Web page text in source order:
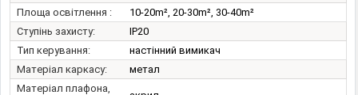
Площа освітлення :
10-20m², 20-30m², 30-40m²
Ступінь захисту:
IP20
Тип керування:
настінний вимикач
Матеріал каркасу:
метал
Матеріал плафона,